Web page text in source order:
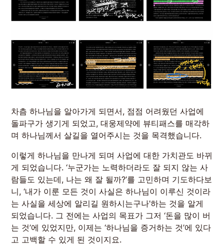
차츰 하나님을 알아가게 되면서, 점점 어려웠던 사업에
돌파구가 생기게 되었고, 대웅제약에 뷰티패스를 매각하
며 하나님께서 살길을 열어주시는 것을 목격했습니다.
이렇게 하나님을 만나게 되며 사업에 대한 가치관도 바뀌
게 되었습니다. ‘누군가는 노력하더라도 잘 되지 않는 사
람들도 있는데, 나는 왜 잘 될까?’를 고민하며 기도하다보
니, ‘내가 이룬 모든 것이 사실은 하나님이 이루신 것이라
는 사실을 세상에 알리길 원하시는구나’하는 것을 알게
되었습니다. 그 전에는 사업의 목표가 그저 ‘돈을 많이 버
는 것’에 있었지만, 이제는 ‘하나님을 증거하는 것’에 있다
고 고백할 수 있게 된 것이지요.